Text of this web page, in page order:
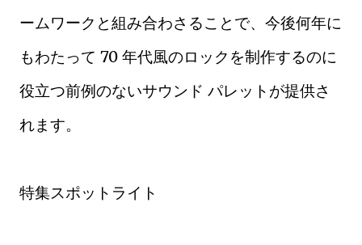
ームワークと組み合わさることで、今後何年に
もわたって 70 年代風のロックを制作するのに
役立つ前例のないサウンド パレットが提供さ
れます。
特集スポットライト